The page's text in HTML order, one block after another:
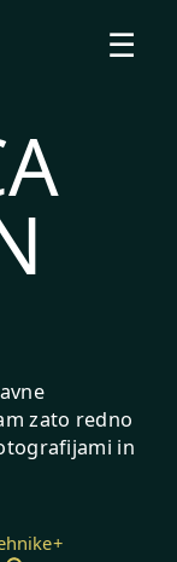
☰
zato redno
in